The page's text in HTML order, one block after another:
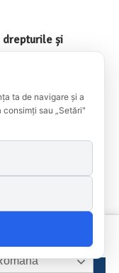
drepturile și
fixă sau
ta de navigare și a
sau „Setări"